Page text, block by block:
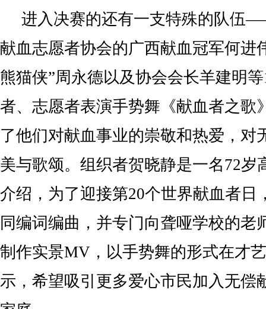
进入决赛的还有一支特殊的队伍
献血志愿者协会的广西献血冠军何进
熊猫侠”周永德以及协会会长羊建明
者、志愿者表演手势舞《献血者之歌
了他们对献血事业的崇敬和热爱，对
美与歌颂。组织者贺晓静是一名72岁
介绍，为了迎接第20个世界献血者日
同编词编曲，并专门向聋哑学校的老
制作实景MV，以手势舞的形式在才
示，希望吸引更多爱心市民加入无偿